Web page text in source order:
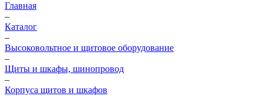
Главная
–
Каталог
–
Высоковольтное и щитовое оборудование
–
Щиты и шкафы, шинопровод
–
Корпуса щитов и шкафов